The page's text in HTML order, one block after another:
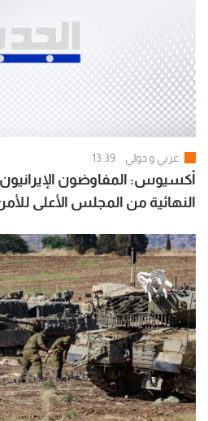
عربي و دولي 13:39
أكسيوس: المفاوضون
النهائية من المجلس الأعلى